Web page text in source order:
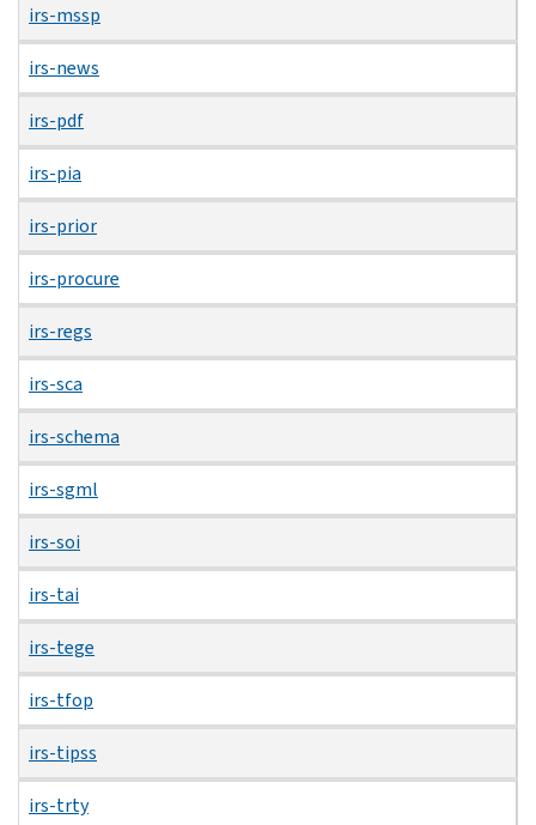
irs-mssp
irs-news
irs-pdf
irs-pia
irs-prior
irs-procure
irs-regs
irs-sca
irs-schema
irs-sgml
irs-soi
irs-tai
irs-tege
irs-tfop
irs-tipss
irs-trty